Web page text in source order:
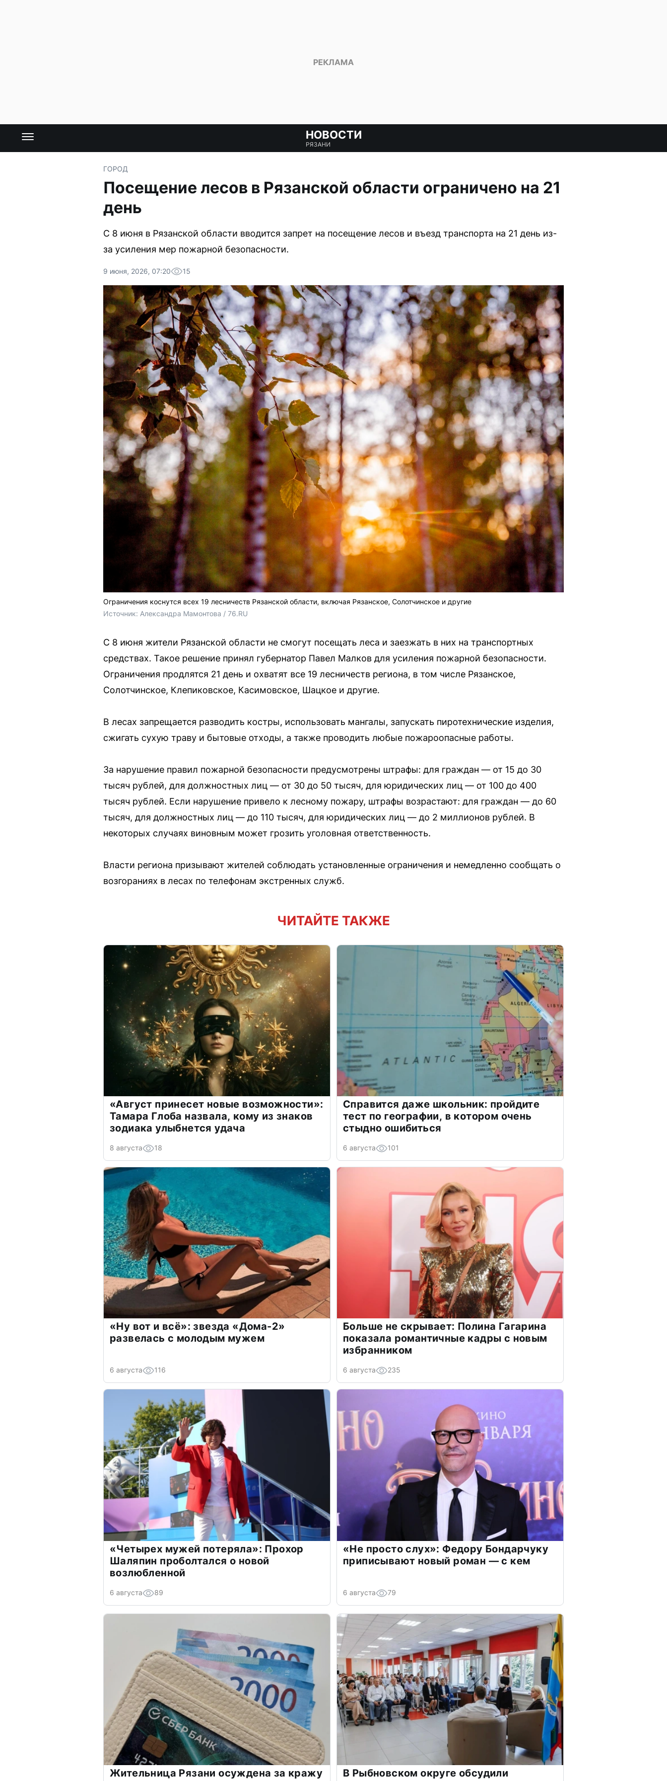
НОВОСТИ
РЯЗАНИ
ГОРОД
Посещение лесов в Рязанской области ограничено на 21
день
С 8 июня в Рязанской области вводится запрет на посещение лесов и въезд транспорта на 21 день из-
за усиления мер пожарной безопасности.
9 июня, 2026, 07:20 15
Ограничения коснутся всех 19 лесничеств Рязанской области, включая Рязанское, Солотчинское и другие
Источник: Александра Мамонтова / 76.RU
С 8 июня жители Рязанской области не смогут посещать леса и заезжать в них на транспортных
средствах. Такое решение принял губернатор Павел Малков для усиления пожарной безопасности.
Ограничения продлятся 21 день и охватят все 19 лесничеств региона, в том числе Рязанское,
Солотчинское, Клепиковское, Касимовское, Шацкое и другие.
В лесах запрещается разводить костры, использовать мангалы, запускать пиротехнические изделия,
сжигать сухую траву и бытовые отходы, а также проводить любые пожароопасные работы.
За нарушение правил пожарной безопасности предусмотрены штрафы: для граждан — от 15 до 30
тысяч рублей, для должностных лиц — от 30 до 50 тысяч, для юридических лиц — от 100 до 400
тысяч рублей. Если нарушение привело к лесному пожару, штрафы возрастают: для граждан — до 60
тысяч, для должностных лиц — до 110 тысяч, для юридических лиц — до 2 миллионов рублей. В
некоторых случаях виновным может грозить уголовная ответственность.
Власти региона призывают жителей соблюдать установленные ограничения и немедленно сообщать о
возгораниях в лесах по телефонам экстренных служб.
ЧИТАЙТЕ ТАКЖЕ
«Август принесет новые возможности»:
Тамара Глоба назвала, кому из знаков
зодиака улыбнется удача
8 августа 18
Справится даже школьник: пройдите
тест по географии, в котором очень
стыдно ошибиться
6 августа 101
«Ну вот и всё»: звезда «Дома-2»
развелась с молодым мужем
6 августа 116
Больше не скрывает: Полина Гагарина
показала романтичные кадры с новым
избранником
6 августа 235
«Четырех мужей потеряла»: Прохор
Шаляпин проболтался о новой
возлюбленной
6 августа 89
«Не просто слух»: Федору Бондарчуку
приписывают новый роман — с кем
6 августа 79
Жительница Рязани осуждена за кражу
В Рыбновском округе обсудили